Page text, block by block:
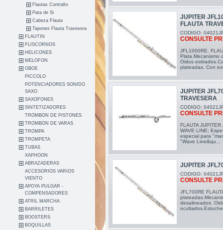
Flautas Contralto
Pata de Si
Cabeza Flauta
Tapones Flauta Travesera
FLAUTIN
FLISCORNOS
HELICONES
MELOFON
OBOE
PICCOLO
POTENCIADORES SONIDO
SAXO
SAXOFONES
SINTETIZADORES
TROMBON DE PISTONES
TROMBON DE VARAS
TROMPA
TROMPETA
TUBAS
XAPHOON
ABRAZADERAS
ACCESORIOS VARIOS
VIENTO
APOYA PULGAR -
COMPENSADORES
ATRIL MARCHA
BARRILETES
BOOSTERS
BOQUILLAS
JUPITER
FLAUTA
CODIGO:
CONSULTE
JFL1000RE.
Plata.Mecanismo
Oidos
plateadas. Con
JUPITER
TRAVESERA
CODIGO:
CONSULTE
FLAUTA
WAVE LINE;
especial para
"Wave Line&qu...
JUPITER
CODIGO:
CONSULTE
JFL700RE
desalineados.